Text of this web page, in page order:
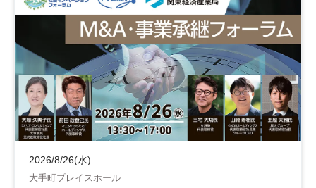
地域活性化 自治体
2026/8/26(水)
大手町プレイスホール